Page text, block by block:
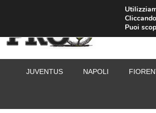
JUVENTUS NAPOLI
Puoi